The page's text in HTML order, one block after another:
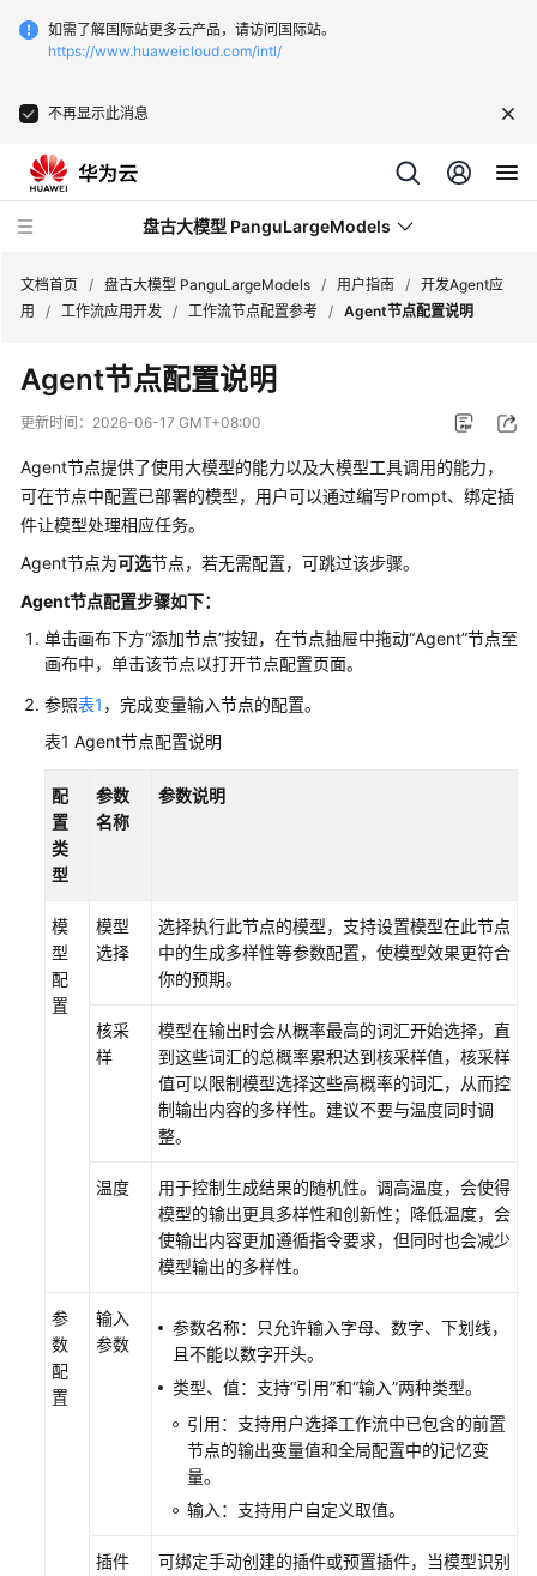
如需了解国际站更多云产品，请访问国际站。
https://www.huaweicloud.com/intl/
不再显示此消息
盘古大模型 PanguLargeModels
新
动
产
品
绍
计
费
明
速
入
门
户
指
南
准
备
工
文档首页 / 盘古大模型 PanguLargeModels / 用户指南 / 开发Agent应
用
/ 工作流应用开发 / 工作流节点配置参考 / Agent节点配置说明
Agent节点配置说明
更新时间： 2026-06-17 GMT+08:00
Agent节点提供了使用大模型的能力以及大模型工具调用的能力，
可在节点中配置已部署的模型，用户可以通过编写Prompt、绑定插
件让模型处理相应任务。
Agent节点为可选节点，若无需配置，可跳过该步骤。
Agent节点配置步骤如下：
单击画布下方“添加节点”按钮，在节点抽屉中拖动“Agent”节点至
画布中，单击该节点以打开节点配置页面。
参照表1 ，完成变量输入节点的配置。
表1 Agent节点配置说明
配
置
类
型
参数
名称
参数说明
模
型
配
置
模型
选择
选择执行此节点的模型，支持设置模型在此节点
中的生成多样性等参数配置，使模型效果更符合
你的预期。
核采
样
模型在输出时会从概率最高的词汇开始选择，直
到这些词汇的总概率累积达到核采样值，核采样
值可以限制模型选择这些高概率的词汇，从而控
制输出内容的多样性。建议不要与温度同时调
整。
温度
用于控制生成结果的随机性。调高温度，会使得
模型的输出更具多样性和创新性；降低温度，会
使输出内容更加遵循指令要求，但同时也会减少
模型输出的多样性。
参
数
配
置
输入
参数
参数名称：只允许输入字母、数字、下划线，
且不能以数字开头。
类型、值：支持“引用”和“输入”两种类型。
引用：支持用户选择工作流中已包含的前置
节点的输出变量值和全局配置中的记忆变
量。
输入：支持用户自定义取值。
插件
可绑定手动创建的插件或预置插件，当模型识别